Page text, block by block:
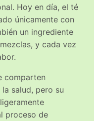
Hoy en día, el té
únicamente con
un ingrediente
y cada vez
comparten
salud, pero su
proceso de